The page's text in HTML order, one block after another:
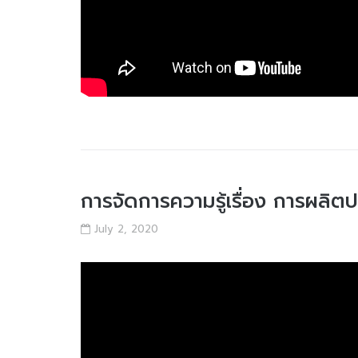
การจัดการความรู้เรื่อง การผลิ
July 2, 2020